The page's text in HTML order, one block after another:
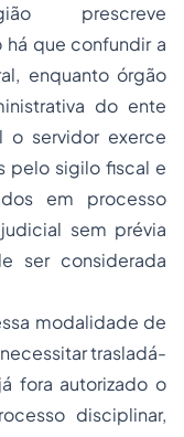
prescreve
que confundir a
enquanto órgão
do ente
o servidor exerce
pelo sigilo fiscal e
em processo
sem prévia
ser considerada
modalidade de
trasladá-
fora autorizado o
disciplinar,